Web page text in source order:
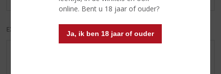
online. Bent u 18 jaar of ouder?
Ja, ik ben 18 jaar of ouder
EXCL. BTW INCL. BTW